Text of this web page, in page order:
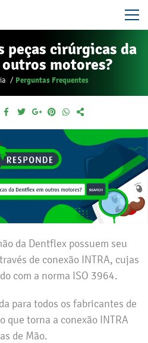
peças cirúrgicas da
motores?
Perguntas Frequentes
da Dentflex possuem seu
de conexão INTRA, cujas
com a norma ISO 3964.
para todos os fabricantes de
que torna a conexão INTRA
de Mão.